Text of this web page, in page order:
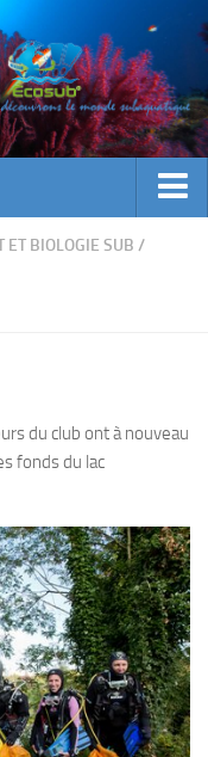
BIOLOGIE SUB /
du club ont à nouveau
fonds du lac